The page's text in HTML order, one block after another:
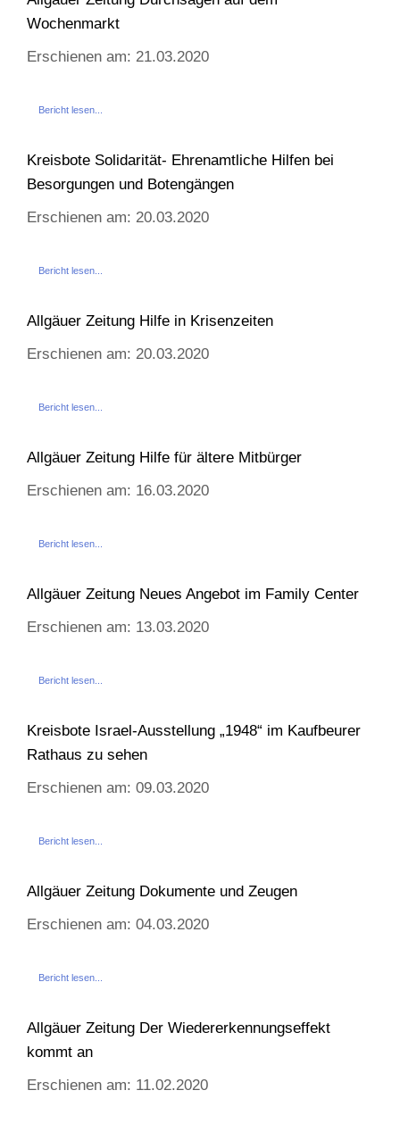
Wochenmarkt
Erschienen am: 21.03.2020
Bericht lesen...
Kreisbote Solidarität- Ehrenamtliche Hilfen bei
Besorgungen und Botengängen
Erschienen am: 20.03.2020
Bericht lesen...
Allgäuer Zeitung Hilfe in Krisenzeiten
Erschienen am: 20.03.2020
Bericht lesen...
Allgäuer Zeitung Hilfe für ältere Mitbürger
Erschienen am: 16.03.2020
Bericht lesen...
Allgäuer Zeitung Neues Angebot im Family Center
Erschienen am: 13.03.2020
Bericht lesen...
Kreisbote Israel-Ausstellung „1948“ im Kaufbeurer
Rathaus zu sehen
Erschienen am: 09.03.2020
Bericht lesen...
Allgäuer Zeitung Dokumente und Zeugen
Erschienen am: 04.03.2020
Bericht lesen...
Allgäuer Zeitung Der Wiedererkennungseffekt
kommt an
Erschienen am: 11.02.2020